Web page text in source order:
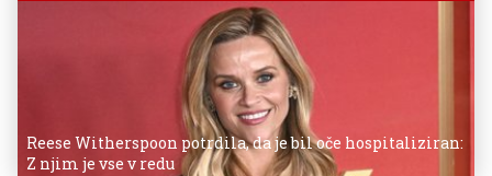
Reese Witherspoon potrdila, da je bil oče hospitaliziran:
Z njim je vse v redu